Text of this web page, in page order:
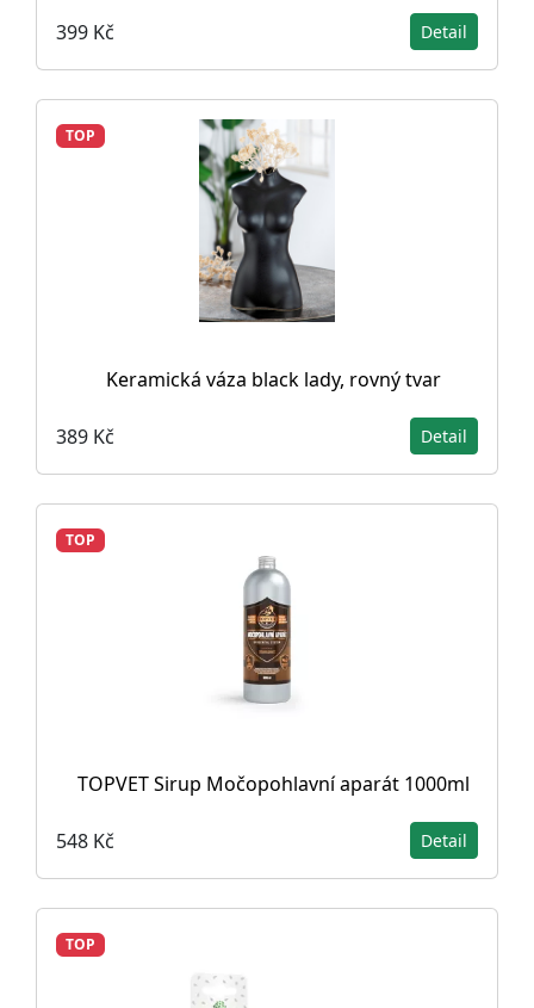
399 Kč Detail
TOP
Keramická váza black lady, rovný tvar
389 Kč Detail
TOP
TOPVET Sirup Močopohlavní aparát 1000ml
548 Kč Detail
TOP